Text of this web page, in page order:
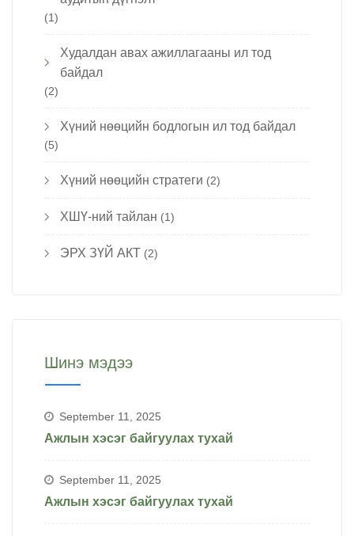
(1)
Худалдан авах ажиллагааны ил тод
байдал
(2)
Хүний нөөцийн бодлогын ил тод байдал
(5)
Хүний нөөцийн стратеги (2)
ХШҮ-ний тайлан (1)
ЭРХ ЗҮЙ АКТ (2)
Шинэ мэдээ
September 11, 2025
Ажлын хэсэг байгуулах тухай
September 11, 2025
Ажлын хэсэг байгуулах тухай